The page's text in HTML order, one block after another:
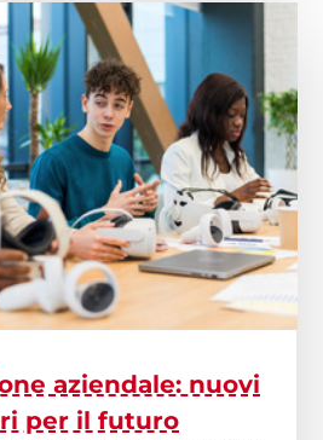
aziendale: nuovi
per il futuro